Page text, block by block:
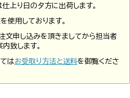
上り日の夕方に出荷します。
使用しております。
文申し込みを頂きましてから担当者
致します。
はお受取り方法と送料を御覧くださ